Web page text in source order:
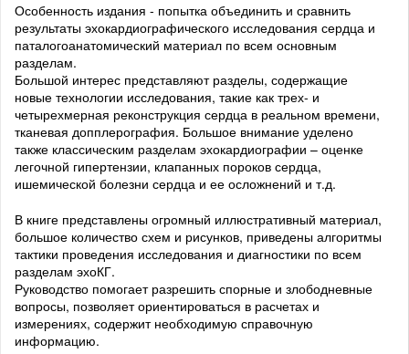
Особенность издания - попытка объединить и сравнить
результаты эхокардиографического исследования сердца и
паталогоанатомический материал по всем основным
разделам.
Большой интерес представляют разделы, содержащие
новые технологии исследования, такие как трех- и
четырехмерная реконструкция сердца в реальном времени,
тканевая допплерография. Большое внимание уделено
также классическим разделам эхокардиографии – оценке
легочной гипертензии, клапанных пороков сердца,
ишемической болезни сердца и ее осложнений и т.д.
В книге представлены огромный иллюстративный материал,
большое количество схем и рисунков, приведены алгоритмы
тактики проведения исследования и диагностики по всем
разделам эхоКГ.
Руководство помогает разрешить спорные и злободневные
вопросы, позволяет ориентироваться в расчетах и
измерениях, содержит необходимую справочную
информацию.